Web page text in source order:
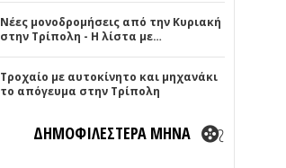
Νέες μονοδρομήσεις από την Κυριακή
στην Τρίπολη - Η λίστα με…
Τροχαίο με αυτοκίνητο και μηχανάκι
το απόγευμα στην Τρίπολη
ΔΗΜΟΦΙΛΕΣΤΕΡΑ ΜΗΝΑ